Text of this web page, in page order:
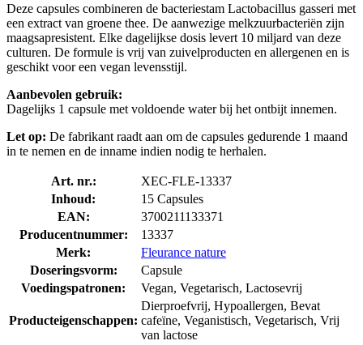
Deze capsules combineren de bacteriestam Lactobacillus gasseri met
een extract van groene thee. De aanwezige melkzuurbacteriën zijn
maagsapresistent. Elke dagelijkse dosis levert 10 miljard van deze
culturen. De formule is vrij van zuivelproducten en allergenen en is
geschikt voor een vegan levensstijl.
Aanbevolen gebruik:
Dagelijks 1 capsule met voldoende water bij het ontbijt innemen.
Let op: De fabrikant raadt aan om de capsules gedurende 1 maand
in te nemen en de inname indien nodig te herhalen.
Art. nr.:
XEC-FLE-13337
Inhoud:
15 Capsules
EAN:
3700211133371
Producentnummer:
13337
Merk:
Fleurance nature
Doseringsvorm:
Capsule
Voedingspatronen:
Vegan, Vegetarisch, Lactosevrij
Producteigenschappen:
Dierproefvrij, Hypoallergen, Bevat
cafeïne, Veganistisch, Vegetarisch, Vrij
van lactose